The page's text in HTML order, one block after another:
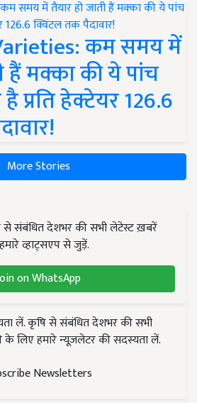
कम समय में
हैं मक्का की ये पांच
प्रति हेक्टेयर 126.6
More Stories
से संबंधित देशभर की सभी लेटेस्ट ख़बरें
व्हाट्सएप से जुड़ें.
on WhatsApp
लें. कृषि से संबंधित देशभर की सभी
लिए हमारे न्यूज़लेटर की सदस्यता लें.
Newsletters